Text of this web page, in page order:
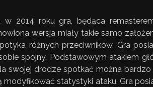
2014 roku gra, będąca
wersja miały takie samo
różnych przeciwników. Gra
spójny. Podstawowym atakiem
swojej drodze spotkać można
statystyki ataku. Gra